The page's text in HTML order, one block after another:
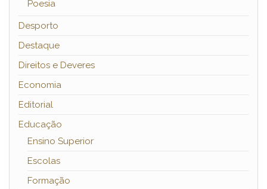
Poesia
Desporto
Destaque
Direitos e Deveres
Economia
Editorial
Educação
Ensino Superior
Escolas
Formação